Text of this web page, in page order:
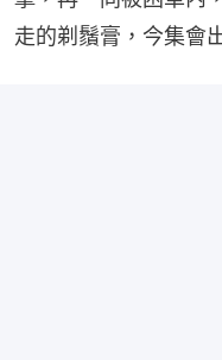
走的剃鬚膏，今集會